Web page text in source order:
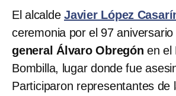
El alcalde Javier López
ceremonia por el 97 aniversario
general Álvaro Obregón en el
Bombilla, lugar donde fue
Participaron representantes de